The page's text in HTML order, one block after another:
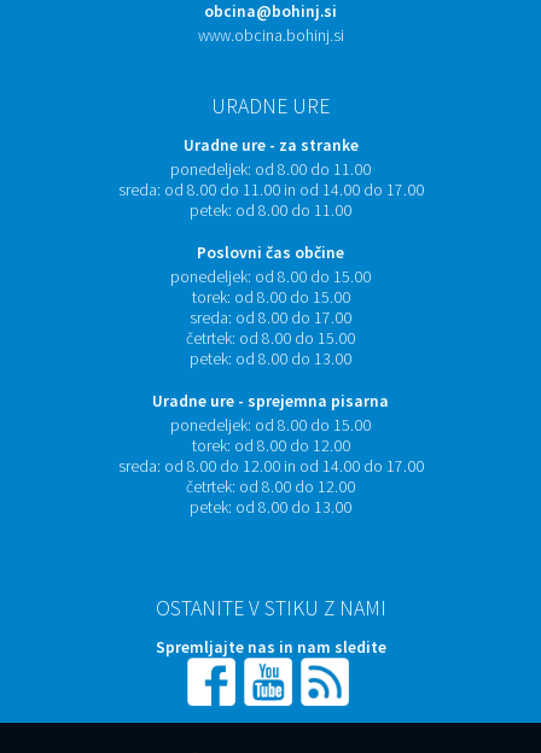
obcina@bohinj.si
www.obcina.bohinj.si
URADNE URE
Uradne ure - za stranke
ponedeljek: od 8.00 do 11.00
sreda: od 8.00 do 11.00 in od 14.00 do 17.00
petek: od 8.00 do 11.00
Poslovni čas občine
ponedeljek: od 8.00 do 15.00
torek: od 8.00 do 15.00
sreda: od 8.00 do 17.00
četrtek: od 8.00 do 15.00
petek: od 8.00 do 13.00
Uradne ure - sprejemna pisarna
ponedeljek: od 8.00 do 15.00
torek: od 8.00 do 12.00
sreda: od 8.00 do 12.00 in od 14.00 do 17.00
četrtek: od 8.00 do 12.00
petek: od 8.00 do 13.00
OSTANITE V STIKU Z NAMI
Spremljajte nas in nam sledite